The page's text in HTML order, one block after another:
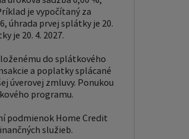
je vypočítaný za
úhrada prvej splátky je 20.
je 20. 4. 2027.
do splátkového
a poplatky splácané
úverovej zmluvy. Ponukou
programu.
podmienok Home Credit
služieb.